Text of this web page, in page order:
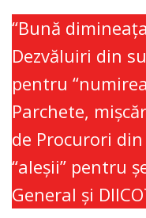
“Bună
Dezvăluiri din
pentru
Parchete,
de Procurori
“aleşii” pentru
General şi